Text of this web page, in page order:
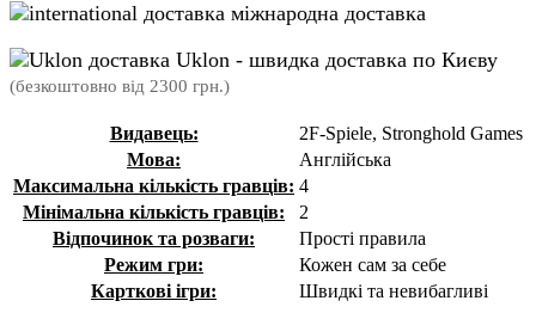
міжнародна доставка
Uklon - швидка доставка по Києву
(безкоштовно від 2300 грн.)
Видавець:
2F-Spiele, Stronghold Games
Мова:
Англійська
Максимальна кількість гравців: 4
Мінімальна кількість гравців:
2
Відпочинок та розваги:
Прості правила
Режим гри:
Кожен сам за себе
Карткові ігри:
Швидкі та невибагливі